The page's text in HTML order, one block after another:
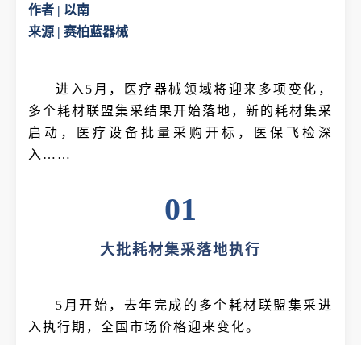
作者 | 以南
来源 | 赛柏蓝器械
进入5月，医疗器械领域将迎来多项变化，
多个耗材联盟集采结果开始落地，新的耗材集采
启动，医疗设备批量采购开标，医保飞检深
入……
01
大批耗材集采落地执行
5月开始，去年完成的多个耗材联盟集采进
入执行期，全国市场价格迎来变化。